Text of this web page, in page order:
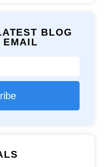
BLOG
EMAIL